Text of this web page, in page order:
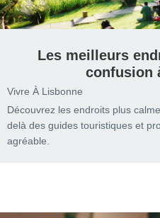
Les meilleurs
confusion
Vivre À Lisbonne
Découvrez les endroits plus
delà des guides touristiques et
agréable.